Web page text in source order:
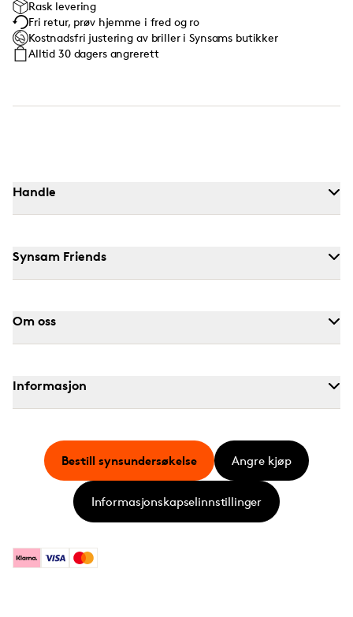
Rask levering
Fri retur, prøv hjemme i fred og ro
Kostnadsfri justering av briller i Synsams butikker
Alltid 30 dagers angrerett
Handle
Synsam Friends
Om oss
Informasjon
KlarnaVisa Mastercard
Bestill synsundersøkelse Angre kjøp
Informasjonskapselinnstillinger